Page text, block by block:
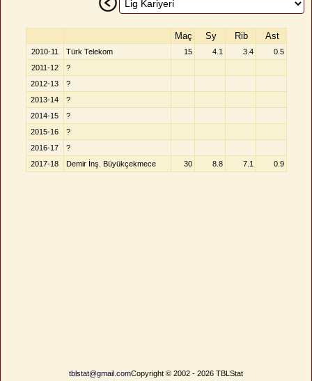
Maç Sy Rib Ast
2010-11 Türk Telekom 15 4.1 3.4
0.5
2011-12
?
2012-13
?
2013-14
?
2014-15
?
2015-16
?
2016-17
?
2017-18
Demir İnş. Büyükçekmece 30 8.8 7.1 0.9
tblstat@gmail.comCopyright © 2002 - 2026 TBLStat